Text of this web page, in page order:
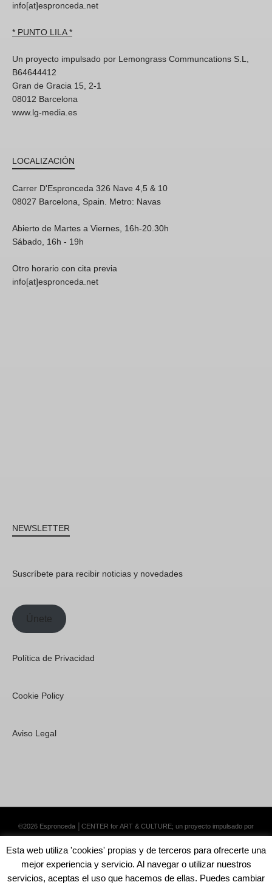
info[at]espronceda.net
* PUNTO LILA *
Un proyecto impulsado por Lemongrass Communcations S.L,
B64644412
Gran de Gracia 15, 2-1
08012 Barcelona
www.lg-media.es
LOCALIZACIÓN
Carrer D'Espronceda 326 Nave 4,5 & 10
08027 Barcelona, Spain. Metro: Navas
Abierto de Martes a Viernes, 16h-20.30h
Sábado, 16h - 19h
Otro horario con cita previa
info[at]espronceda.net
NEWSLETTER
Suscríbete para recibir noticias y novedades
Únete
Política de Privacidad
Cookie Policy
Aviso Legal
©2026 Espronceda │CENTER for ART & CULTURE; un proyecto impulsado por
Esta web utiliza 'cookies' propias y de terceros para ofrecerte una
mejor experiencia y servicio. Al navegar o utilizar nuestros
servicios, aceptas el uso que hacemos de ellas. Puedes cambiar